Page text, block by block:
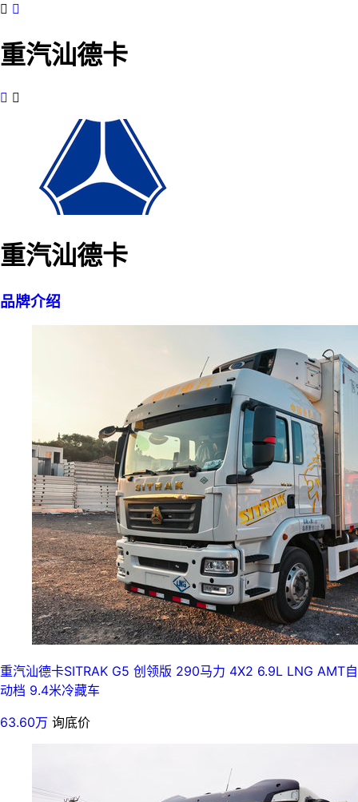
 
重汽汕德卡
 
重汽汕德卡
品牌介绍
重汽汕德卡SITRAK G5 创领版 290马力 4X2 6.9L LNG AMT自
动档 9.4米冷藏车
63.60万 询底价